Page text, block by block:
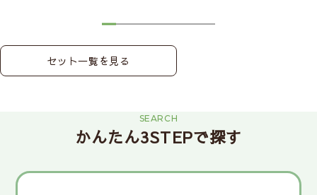
セット一覧を見る
SEARCH
かんたん3STEPで探す